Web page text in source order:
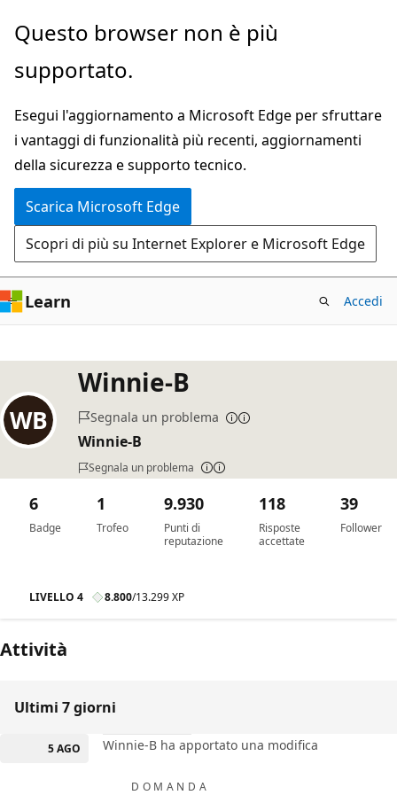
Ignora
passa
contenuto
principale
Questo browser non è più
supportato.
Esegui l'aggiornamento a Microsoft Edge per sfruttare
i vantaggi di funzionalità più recenti, aggiornamenti
della sicurezza e supporto tecnico.
Scarica Microsoft Edge
Scopri di più su Internet Explorer e Microsoft Edge
Learn Accedi
Winnie-B
Segnala un problema
Winnie-B
Segnala un problema
Badge
6
Trofeo
1
Punti di
reputazione
9.930
Risposte
accettate
118
Follower
39
LIVELLO 4 8.800/13.299 XP
Attività
Ultimi 7 giorni
5 AGO Winnie-B ha apportato una modifica
DOMANDA